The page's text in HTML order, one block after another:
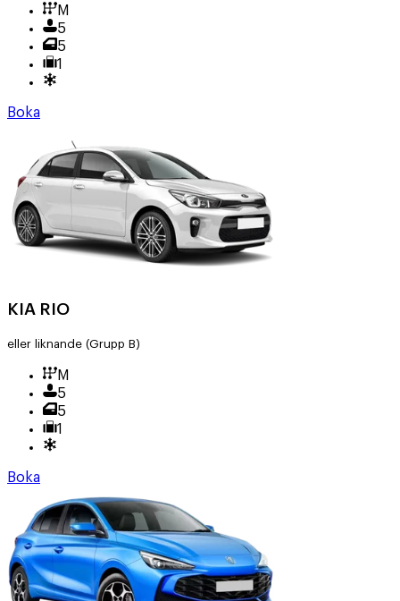
M
5
5
1
Boka
KIA RIO
eller liknande (Grupp B)
M
5
5
1
Boka